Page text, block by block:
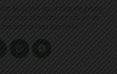
les pistes esportives de gespa
camp alternatiu en cas de no
al Nou Sardenya